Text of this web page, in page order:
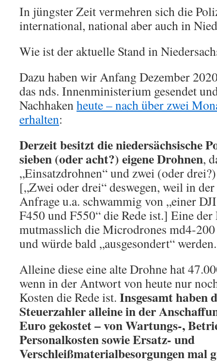
In jüngster Zeit vermehren sich die
international, national aber auch in
Wie ist der aktuelle Stand in
Dazu haben wir Anfang Dezember
das nds. Innenministerium gesendet
Nachhakenheute – nach über zwei
erhalten:
Derzeit besitzt die niedersächsische
sieben (oder acht?) eigene Drohnen,
„Einsatzdrohnen“ und zwei (oder
[„Zwei oder drei“ deswegen, weil in
Anfrage u.a. schwammig von „einer
F450 und F550“ die Rede ist.] Eine
mutmasslich die Microdrones md4-
und würde bald „ausgesondert“ werden.
Alleine diese eine alte Drohne hat
wenn in der Antwort von heute nur
Kosten die Rede ist. Insgesamt haben
Steuerzahler alleine in der
Euro gekostet – von Wartungs-,
Personalkosten sowie Ersatz- und
Verschleißmaterialbesorgungen mal